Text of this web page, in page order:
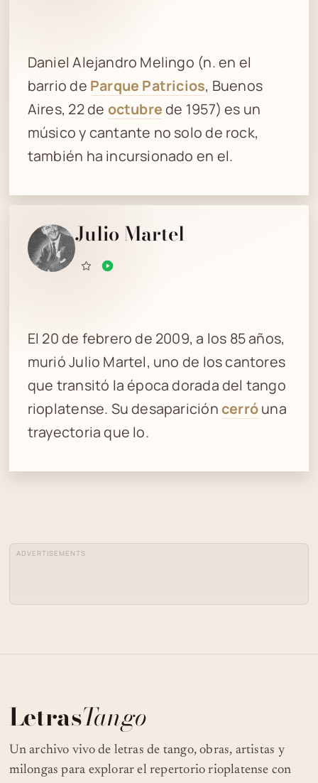
Daniel Alejandro Melingo (n. en el
barrio de Parque Patricios, Buenos
Aires, 22 de octubrede 1957) es un
músico y cantante no solo de rock,
también ha incursionado en el.
Julio Martel
El 20 de febrero de 2009, a los 85 años,
murió Julio Martel, uno de los cantores
que transitó la época dorada del tango
rioplatense. Su desaparicióncerróuna
trayectoria que lo.
ADVERTISEMENTS
LetrasTango
Un archivo vivo de letras de tango, obras, artistas y
milongas para explorar el repertorio rioplatense con